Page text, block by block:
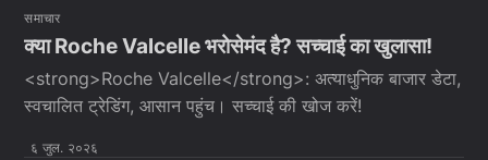
समाचार
क्या Roche Valcelle भरोसेमंद है? सच्चाई का खुलासा!
<strong>Roche Valcelle</strong>: अत्याधुनिक बाजार डेटा,
स्वचालित ट्रेडिंग, आसान पहुंच। सच्चाई की खोज करें!
६ जुल. २०२६